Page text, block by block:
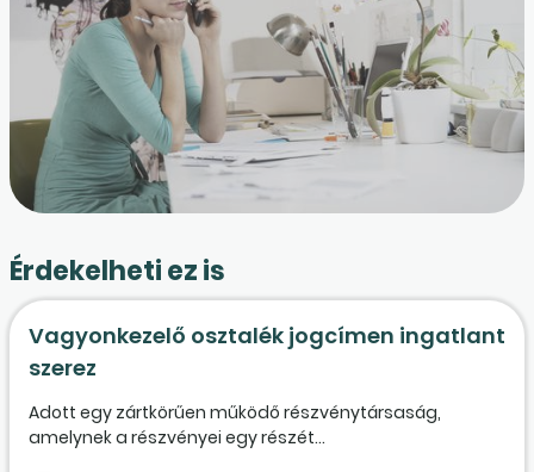
Érdekelheti ez is
Vagyonkezelő osztalék jogcímen ingatlant
szerez
Adott egy zártkörűen működő részvénytársaság,
amelynek a részvényei egy részét...